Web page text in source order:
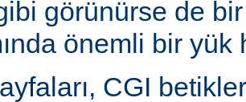
görünürse de
önemli bir yük
CGI